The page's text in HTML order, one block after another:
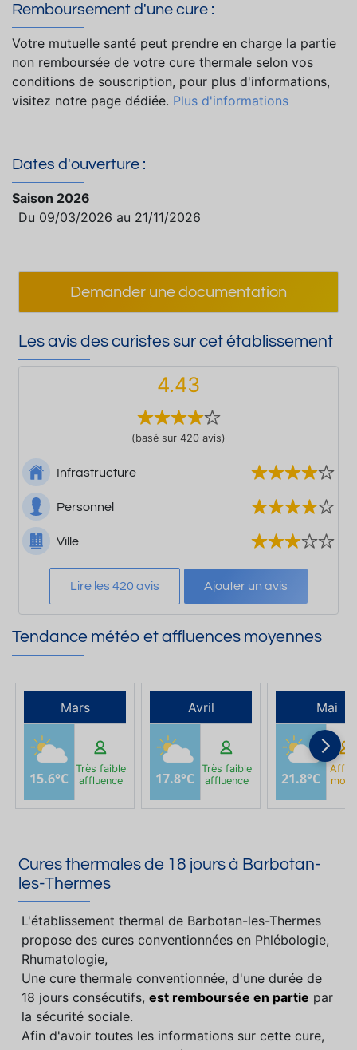
Remboursement d'une cure :
Votre mutuelle santé peut prendre en charge la partie
non remboursée de votre cure thermale selon vos
conditions de souscription, pour plus d'informations,
visitez notre page dédiée. Plus d'informations
Dates d'ouverture :
Saison 2026
Du 09/03/2026 au 21/11/2026
Demander une documentation
Les avis des curistes sur cet établissement
4.43
(basé sur 420 avis)
Infrastructure
Personnel
Ville
Lire les 420 avis Ajouter un avis
Tendance météo et affluences moyennes
Mars
15.6°C
Très faible
affluence
Avril
17.8°C
Très faible
affluence
Mai
21.8°C
Cures thermales de 18 jours à Barbotan-
les-Thermes
L'établissement thermal de Barbotan-les-Thermes
propose des cures conventionnées en Phlébologie,
Rhumatologie,
Une cure thermale conventionnée, d'une durée de
18 jours consécutifs, est remboursée en partie par
la sécurité sociale.
Afin d'avoir toutes les informations sur cette cure,